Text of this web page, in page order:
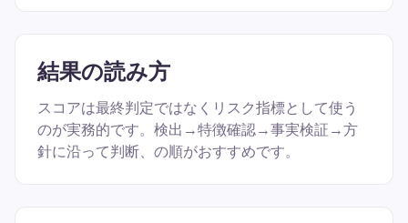
結果の読み方
スコアは最終判定ではなくリスク指標として使う
のが実務的です。検出→特徴確認→事実検証→方
針に沿って判断、の順がおすすめです。